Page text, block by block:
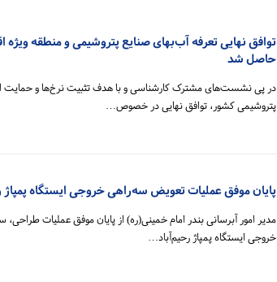
توافق نهایی تعرفه آب‌بهای صنایع پتروشیمی و منطقه
حاصل شد
در پی نشست‌های مشترک کارشناسی و با هدف تثبیت نرخ‌ها و حمایت
پتروشیمی کشور، توافق نهایی در خصوص…
پایان موفق عملیات تعویض سه‌راهی خروجی ایستگاه
مدیر امور آبرسانی بندر امام خمینی(ره) از پایان موفق عملیات
خروجی ایستگاه پمپاژ رحیم‌آباد…